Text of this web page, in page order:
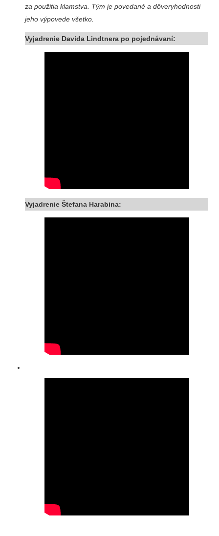
za použitia klamstva. Tým je povedané a dôveryhodnosti
jeho výpovede všetko.
Vyjadrenie Davida Lindtnera po pojednávaní:
Vyjadrenie Štefana Harabina: